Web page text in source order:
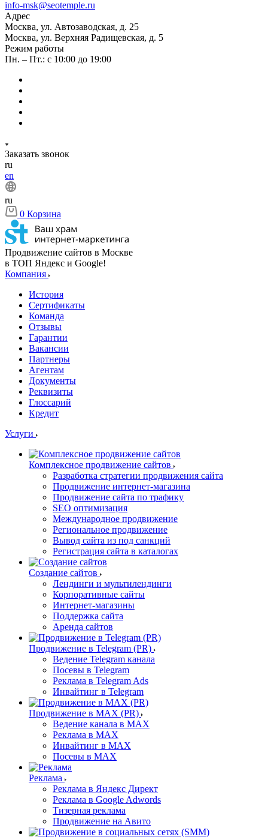
info-msk@seotemple.ru
Адрес
Москва, ул. Автозаводская, д. 25
Москва, ул. Верхняя Радищевская, д. 5
Режим работы
Пн. – Пт.: с 10:00 до 19:00
Заказать звонок
ru
en
ru
0 Корзина
Продвижение сайтов в Москве
в ТОП Яндекс и Google!
Компания
История
Сертификаты
Команда
Отзывы
Гарантии
Вакансии
Партнеры
Агентам
Документы
Реквизиты
Глоссарий
Кредит
Услуги
Комплексное продвижение сайтов
Разработка стратегии продвижения сайта
Продвижение интернет-магазина
Продвижение сайта по трафику
SEO оптимизация
Международное продвижение
Региональное продвижение
Вывод сайта из под санкций
Регистрация сайта в каталогах
Создание сайтов
Лендинги и мультилендинги
Корпоративные сайты
Интернет-магазины
Поддержка сайта
Аренда сайтов
Продвижение в Telegram (PR)
Ведение Telegram канала
Посевы в Telegram
Реклама в Telegram Ads
Инвайтинг в Telegram
Продвижение в MAX (PR)
Ведение канала в MAX
Реклама в MAX
Инвайтинг в MAX
Посевы в MAX
Реклама
Реклама в Яндекс Директ
Реклама в Google Adwords
Тизерная реклама
Продвижение на Авито